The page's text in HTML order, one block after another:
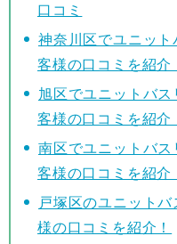
口コミ
神奈川区でユニッ
客様の口コミを紹介
旭区でユニットバ
客様の口コミを紹介
南区でユニットバ
客様の口コミを紹介
戸塚区のユニット
様の口コミを紹介！